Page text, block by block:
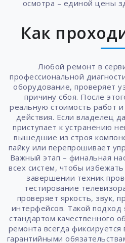
осмотра – единой цены
Как
Любой ремонт в
профессиональной
оборудование, проверяет
причину сбоя. После
реальную стоимость работ
действия. Если владелец
приступает к устранению
вышедшие из строя
пайку или перепрошивает
Важный этап – финальная
всех систем, чтобы
завершении техник
тестирование
проверяет яркость, звук,
интерфейсов. Такой
стандартом качественного
ремонта всегда фиксируется
гарантийными